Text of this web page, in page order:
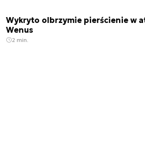
Wykryto olbrzymie pierścienie w
Wenus
2 min.